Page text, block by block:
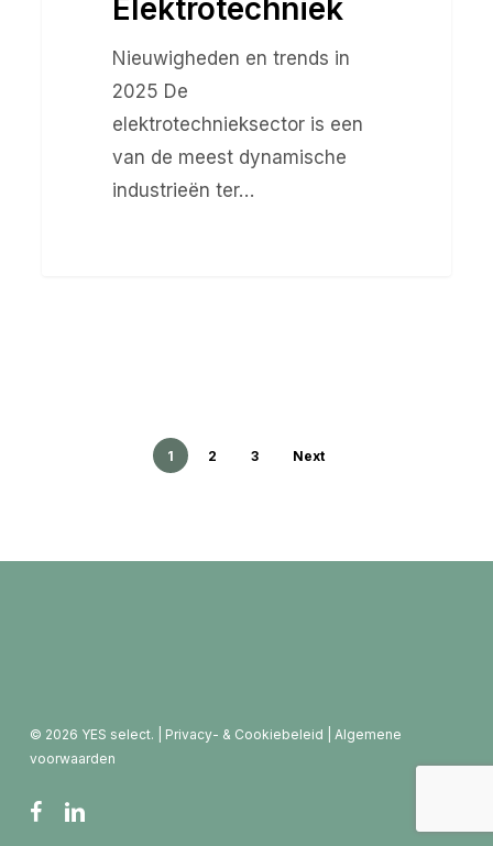
Elektrotechniek
Nieuwigheden en trends in
2025 De
elektrotechnieksector is een
van de meest dynamische
industrieën ter…
1 2 3 Next
© 2026 YES select. | Privacy- & Cookiebeleid
Algemene
voorwaarden
facebooklinkedin